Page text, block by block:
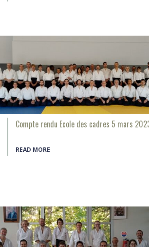
Compte rendu Ecole des cadres 5 mars
READ MORE